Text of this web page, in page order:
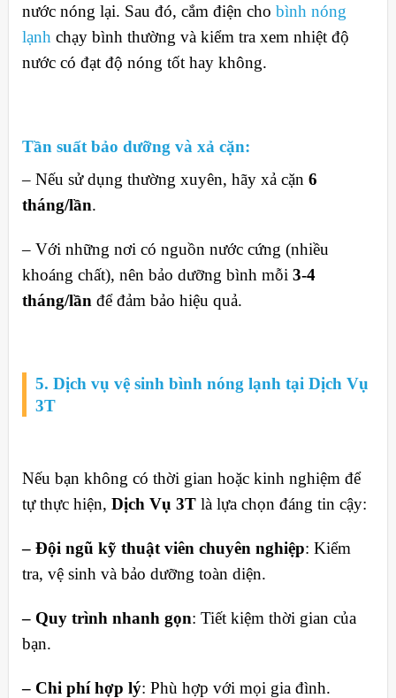
nước nóng lại. Sau đó, cắm điện cho bình nóng
lạnh chạy bình thường và kiểm tra xem nhiệt độ
nước có đạt độ nóng tốt hay không.
Tần suất bảo dưỡng và xả cặn:
– Nếu sử dụng thường xuyên, hãy xả cặn 6
tháng/lần.
– Với những nơi có nguồn nước cứng (nhiều
khoáng chất), nên bảo dưỡng bình mỗi 3-4
tháng/lầnđể đảm bảo hiệu quả.
5. Dịch vụ vệ sinh bình nóng lạnh tại Dịch Vụ
3T
Nếu bạn không có thời gian hoặc kinh nghiệm để
tự thực hiện, Dịch Vụ 3Tlà lựa chọn đáng tin cậy:
– Đội ngũ kỹ thuật viên chuyên nghiệp: Kiểm
tra, vệ sinh và bảo dưỡng toàn diện.
– Quy trình nhanh gọn: Tiết kiệm thời gian của
bạn.
– Chi phí hợp lý: Phù hợp với mọi gia đình.